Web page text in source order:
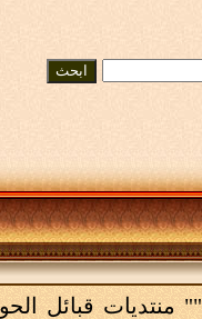
"" منتديات قبائل